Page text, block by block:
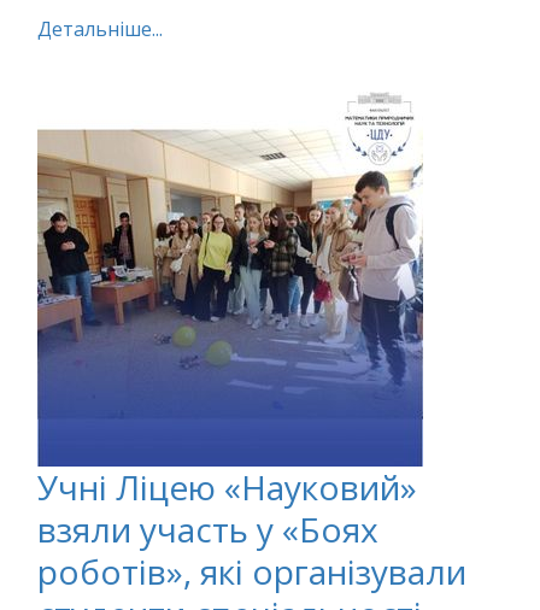
Детальніше...
Учні Ліцею «Науковий»
взяли участь у «Боях
роботів», які організували